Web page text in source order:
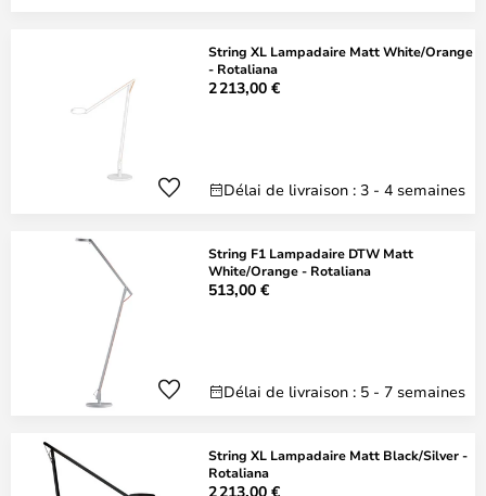
String XL Lampadaire Matt White/Orange
- Rotaliana
2 213,00 €
Délai de livraison : 3 - 4 semaines
String F1 Lampadaire DTW Matt
White/Orange - Rotaliana
513,00 €
Délai de livraison : 5 - 7 semaines
String XL Lampadaire Matt Black/Silver -
Rotaliana
2 213,00 €